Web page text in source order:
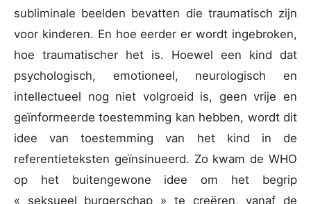
subliminale beelden bevatten die traumatisch zijn
voor kinderen. En hoe eerder er wordt ingebroken,
hoe traumatischer het is. Hoewel een kind dat
psychologisch, emotioneel, neurologisch en
intellectueel nog niet volgroeid is, geen vrije en
geïnformeerde toestemming kan hebben, wordt dit
idee van toestemming van het kind in de
referentieteksten geïnsinueerd. Zo kwam de WHO
op het buitengewone idee om het begrip
« seksueel burgerschap » te creëren, vanaf de